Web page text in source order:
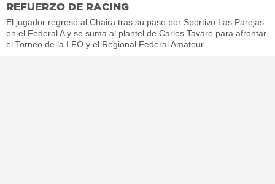
REFUERZO DE RACING
El jugador regresó al Chaira tras su paso por Sportivo Las Parejas
en el Federal A y se suma al plantel de Carlos Tavare para afrontar
el Torneo de la LFO y el Regional Federal Amateur.